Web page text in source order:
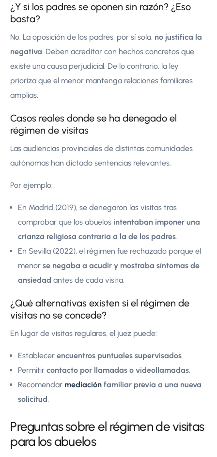
¿Y si los padres se oponen sin razón? ¿Eso
basta?
No. La oposición de los padres, por sí sola, no justifica la
negativa . Deben acreditar con hechos concretos que
existe una causa perjudicial. De lo contrario, la ley
prioriza que el menor mantenga relaciones familiares
amplias.
Casos reales donde se ha denegado el
régimen de visitas
Las audiencias provinciales de distintas comunidades
autónomas han dictado sentencias relevantes.
Por ejemplo:
En Madrid (2019), se denegaron las visitas tras
comprobar que los abuelos intentaban imponer una
crianza religiosa contraria a la de los padres
En Sevilla (2022), el régimen fue rechazado porque el
menorse negaba a acudir y mostraba síntomas de
ansiedad antes de cada visita.
¿Qué alternativas existen si el régimen de
visitas no se concede?
En lugar de visitas regulares, el juez puede:
Establecerencuentros puntuales supervisados
Permitircontacto por llamadas o videollamadas
Recomendar mediación familiar previa a una nueva
solicitud
Preguntas sobre el régimen de visitas
para los abuelos